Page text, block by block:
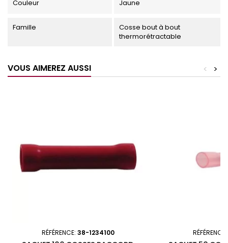
Couleur Jaune
Famille
Cosse bout à bout
thermorétractable
VOUS AIMEREZ AUSSI >
<
RÉFÉRENCE: 38-1234100 RÉFÉRENCE: